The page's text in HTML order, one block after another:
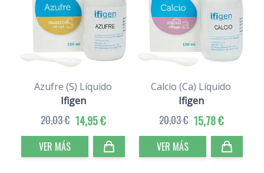
Azufre (S) Líquido
Ifigen
14,95 €
20,03 €
VER MÁS
Calcio (Ca) Líquido
Ifigen
15,78 €
20,03 €
VER MÁS